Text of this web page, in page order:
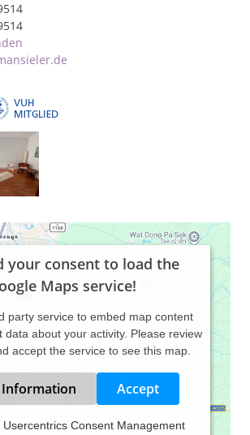
your consent to load the
Maps service!
party service to embed map content
data about your activity. Please review
accept the service to see this map.
Accept
Usercentrics Consent Management